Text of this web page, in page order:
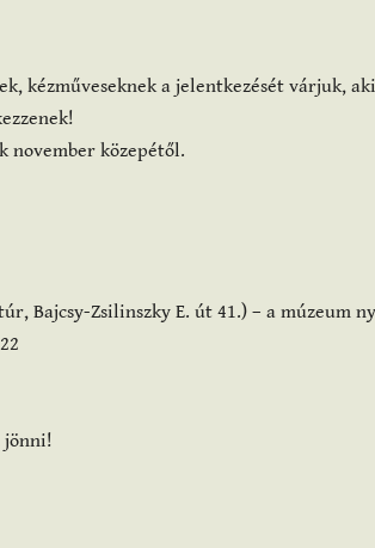
kézműveseknek a jelentkezését várjuk,
november közepétől.
Bajcsy-Zsilinszky E. út 41.) – a múzeum
jönni!